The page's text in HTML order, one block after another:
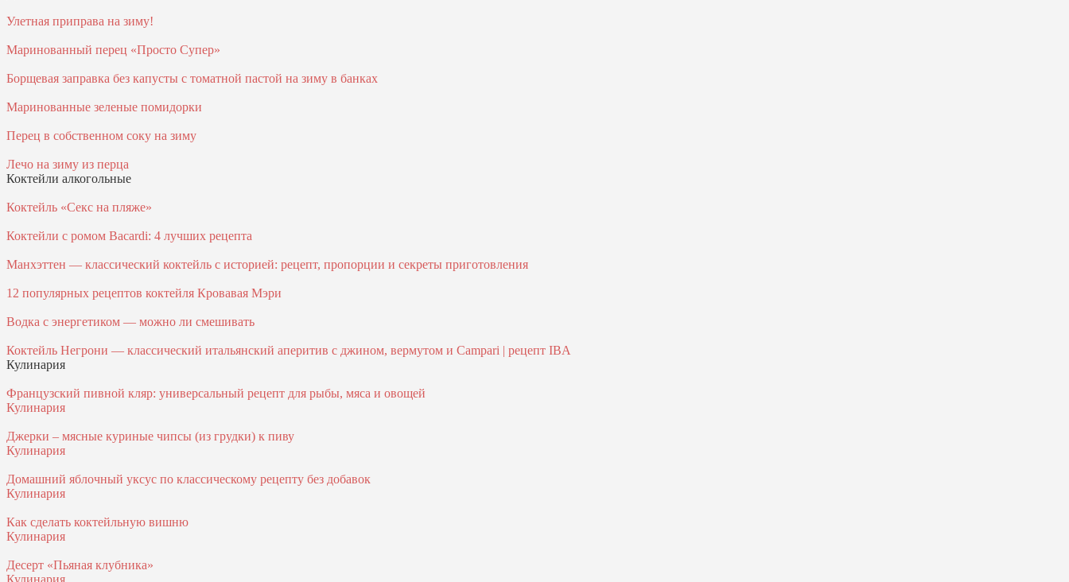
Улетная приправа на зиму!
Маринованный перец «Просто Супер»
Борщевая заправка без капусты с томатной пастой на зиму в банках
Маринованные зеленые помидорки
Перец в собственном соку на зиму
Лечо на зиму из перца
Коктейли алкогольные
Коктейль «Секс на пляже»
Коктейли с ромом Bacardi: 4 лучших рецепта
Манхэттен — классический коктейль с историей: рецепт, пропорции и секреты приготовления
12 популярных рецептов коктейля Кровавая Мэри
Водка с энергетиком — можно ли смешивать
Коктейль Негрони — классический итальянский аперитив с джином, вермутом и Campari | рецепт IBA
Кулинария
Французский пивной кляр: универсальный рецепт для рыбы, мяса и овощей
Кулинария
Джерки – мясные куриные чипсы (из грудки) к пиву
Кулинария
Домашний яблочный уксус по классическому рецепту без добавок
Кулинария
Как сделать коктейльную вишню
Кулинария
Десерт «Пьяная клубника»
Кулинария